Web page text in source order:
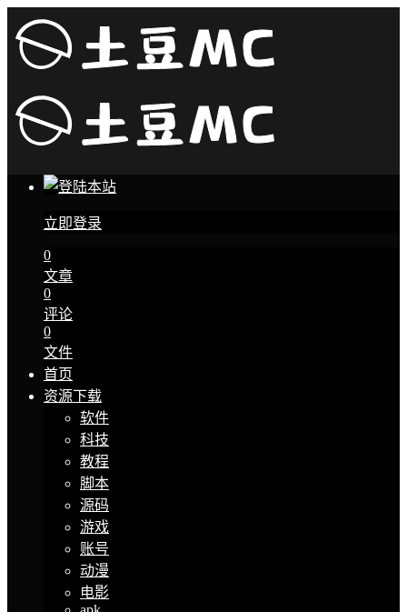
立即登录
0
文章
0
评论
0
文件
首页
资源下载
软件
科技
教程
脚本
源码
游戏
账号
动漫
电影